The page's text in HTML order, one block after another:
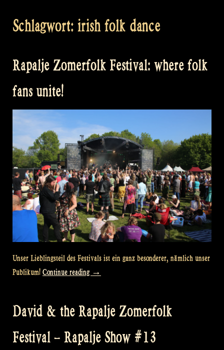
Schlagwort: irish folk dance
Rapalje Zomerfolk Festival: where folk
fans unite!
Unser Lieblingsteil des Festivals ist ein ganz besonderer, nämlich unser
Publikum! Continue reading „Rapalje
where
fans
→
David & the Rapalje Zomerfolk
Festival – Rapalje Show #13